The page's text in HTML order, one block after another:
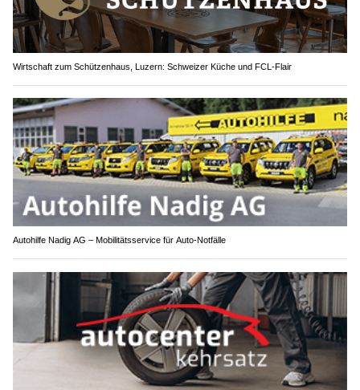
Wirtschaft zum Schützenhaus, Luzern: Schweizer Küche und FCL-Flair
Autohilfe Nadig AG – Mobilitätsservice für Auto‑Notfälle